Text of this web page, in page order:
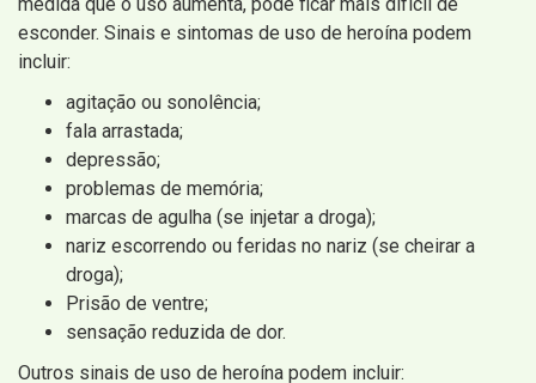
medida que o uso aumenta, pode ficar mais difícil de
esconder. Sinais e sintomas de uso de heroína podem
incluir:
agitação ou sonolência;
fala arrastada;
depressão;
problemas de memória;
marcas de agulha (se injetar a droga);
nariz escorrendo ou feridas no nariz (se cheirar a
droga);
Prisão de ventre;
sensação reduzida de dor.
Outros sinais de uso de heroína podem incluir: